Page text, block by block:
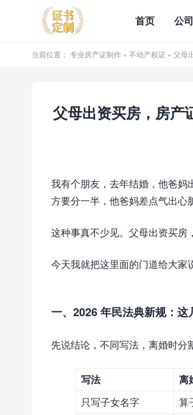
首页 公
当前位置： 专业房产证制作 » 不动产权证 » 父母
父母出资买房，房产
我有个朋友，去年结婚，他爸
方要分一半，他爸妈差点气出心
这种事真不少见。父母出资买
今天我就把这里面的门道给大家
一、2026 年民法典新规：
先说结论，不同写法，离婚时分
写法 离
只写子女名字
算